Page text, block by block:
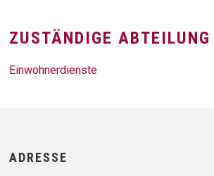
ZUSTÄNDIGE ABTEILUNG
Einwohnerdienste
Footer
ADRESSE